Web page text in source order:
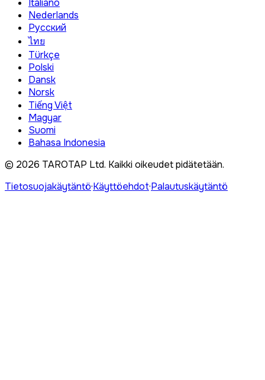
Italiano
Nederlands
Русский
ไทย
Türkçe
Polski
Dansk
Norsk
Tiếng Việt
Magyar
Suomi
Bahasa Indonesia
© 2026 TAROTAP Ltd. Kaikki oikeudet pidätetään.
Tietosuojakäytäntö·Käyttöehdot·Palautuskäytäntö